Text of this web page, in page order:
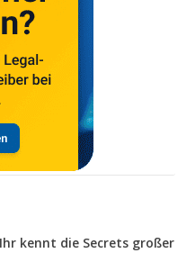
kennt die Secrets großer